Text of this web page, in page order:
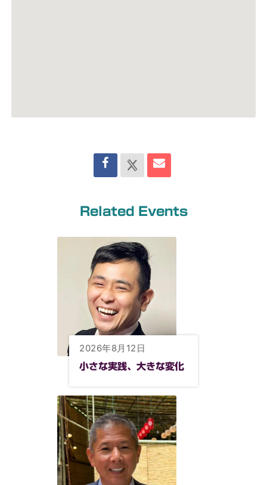
Related Events
2026年8月12日
小さな実践、大きな変化